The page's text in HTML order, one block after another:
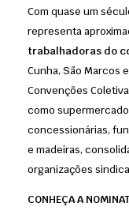
Com quase um
representa
trabalhadoras do
Cunha, São Marcos
Convenções
como
concessionárias,
e madeiras,
organizações
CONHEÇA A